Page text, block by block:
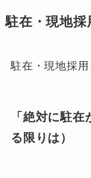
駐在・現地採
駐在・現地採用
「絶対に駐
る限りは）